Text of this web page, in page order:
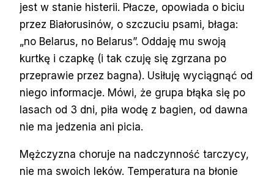
jest w stanie histerii. Płacze, opowiada o biciu
przez Białorusinów, o szczuciu psami, błaga:
„no Belarus, no Belarus”. Oddaję mu swoją
kurtkę i czapkę (i tak czuję się zgrzana po
przeprawie przez bagna). Usiłuję wyciągnąć od
niego informacje. Mówi, że grupa błąka się po
lasach od 3 dni, piła wodę z bagien, od dawna
nie ma jedzenia ani picia.
Mężczyzna choruje na nadczynność tarczycy,
nie ma swoich leków. Temperatura na błonie